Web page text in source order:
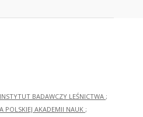
INSTYTUT BADAWCZY LEŚNICTWA ;
POLSKIEJ AKADEMII NAUK ;